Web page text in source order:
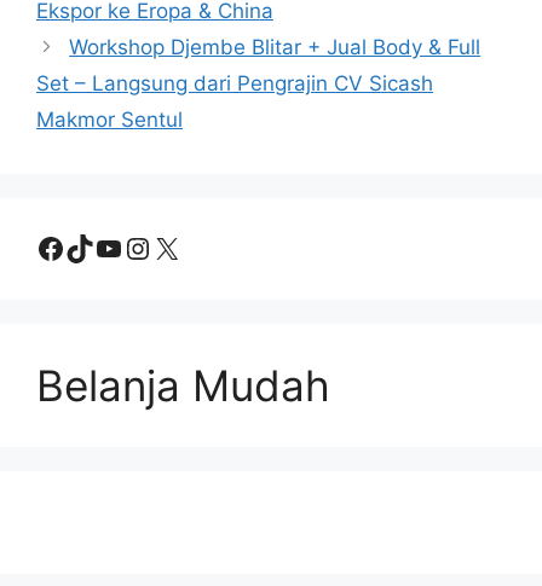
Ekspor ke Eropa & China
Workshop Djembe Blitar + Jual Body & Full
Set – Langsung dari Pengrajin CV Sicash
Makmor Sentul
Facebook
TikTok
YouTube
Instagram
X
Belanja Mudah